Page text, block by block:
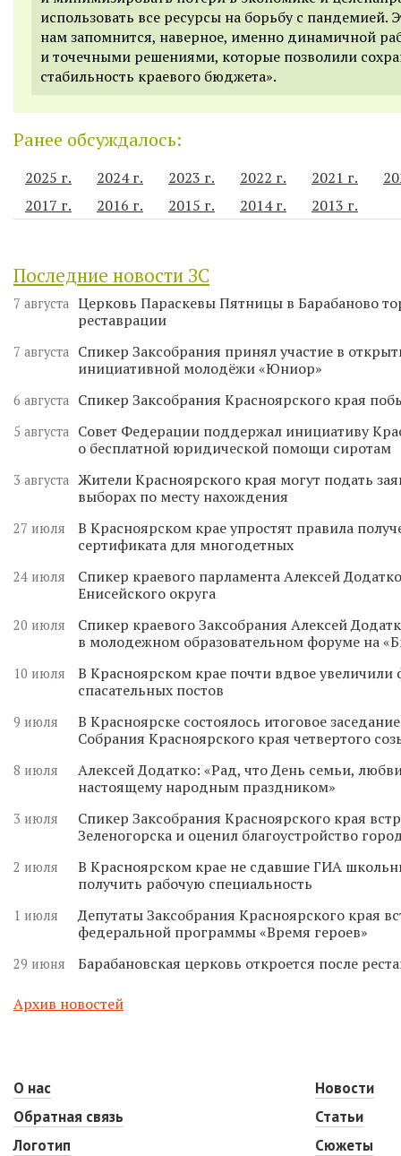
использовать все ресурсы на борьбу с пандемией.
нам запомнится, наверное, именно динамичной
и точечными решениями, которые позволили
стабильность краевого бюджета».
Ранее обсуждалось:
2025 г. 2024 г. 2023 г. 2022 г. 2021 г.
2017 г.
2016 г. 2015 г. 2014 г. 2013 г.
Последние новости ЗС
7 августа Церковь Параскевы Пятницы в Барабаново
реставрации
7 августа
Спикер Заксобрания принял участие в
инициативной молодёжи «Юниор»
6 августа Спикер Заксобрания Красноярского края
5 августа
Совет Федерации поддержал инициативу
о бесплатной юридической помощи сиротам
3 августа Жители Красноярского края могут подать
выборах по месту нахождения
27 июля
В Красноярском крае упростят правила
сертификата для многодетных
24 июля
Спикер краевого парламента Алексей
Енисейского округа
20 июля
Спикер краевого Заксобрания Алексей
в молодежном образовательном форуме на
10 июля
В Красноярском крае почти вдвое
спасательных постов
9 июля
В Красноярске состоялось итоговое
Собрания Красноярского края четвертого
8 июля
Алексей Додатко: «Рад, что День семьи,
настоящему народным праздником»
3 июля
Спикер Заксобрания Красноярского края
Зеленогорска и оценил благоустройство
2 июля
В Красноярском крае не сдавшие ГИА
получить рабочую специальность
1 июля
Депутаты Заксобрания Красноярского края
федеральной программы «Время героев»
29 июня Барабановская церковь откроется после
Архив новостей
О нас
Обратная связь
Логотип
Новости
Статьи
Сюжеты